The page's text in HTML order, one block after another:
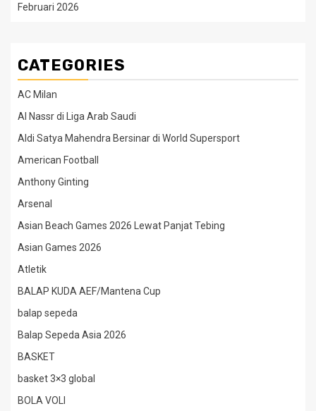
Februari 2026
CATEGORIES
AC Milan
Al Nassr di Liga Arab Saudi
Aldi Satya Mahendra Bersinar di World Supersport
American Football
Anthony Ginting
Arsenal
Asian Beach Games 2026 Lewat Panjat Tebing
Asian Games 2026
Atletik
BALAP KUDA AEF/Mantena Cup
balap sepeda
Balap Sepeda Asia 2026
BASKET
basket 3×3 global
BOLA VOLI